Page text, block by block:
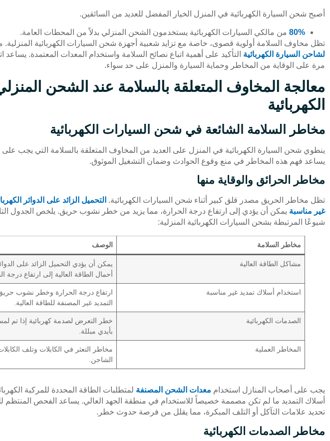
أصبح شحن السيارة الكهربائية في المنزل الخيار المفضل للعديد من السائقين.
80% من مالكي السيارات الكهربائية يستخدمون الشحن المنزلي بدلاً من المحطات العامة.
تظل مخاوف السلامة أولوية قصوى، خاصة مع تزايد شعبية أجهزة شحن السيارات الكهربائية المنزلية.
لشاحن السيارة الكهربائية التأكيد على أهمية اتباع نصائح السلامة واستخدام المعدات المعتمدة. يساعد
مرة على الوقاية من المخاطر وحماية السيارة والمنزل على حد سواء.
معالجة المخاوف المتعلقة بالسلامة عند الشحن
الكهربائية
مخاطر السلامة الشائعة في شحن السيارات الكهربائية
ينطوي شحن السيارة الكهربائية في المنزل على العديد من المخاوف المتعلقة بالسلامة التي يجب
يساعد فهم هذه المخاطر في منع وقوع الحوادث وضمان التشغيل الموثوق.
مخاطر الحرائق والوقاية منها
تظل مخاطر الحريق مصدر قلق كبير أثناء شحن السيارات الكهربائية. التحميل الزائد على الدوائر
غير مناسبة يمكن أن يؤدي إلى ارتفاع درجة الحرارة، مما يزيد من خطر نشوب حريق. يلخص الجدول
شيوعًا المرتبطة بشحن السيارات الكهربائية المنزلية:
مخاطر السلامة الوصف
مشاكل الطاقة العالية
يمكن أن يؤدي التحميل الزائد على
أحمال الطاقة العالية إلى ارتفاع
استخدام أسلاك تمديد غير مناسبة
ارتفاع درجة الحرارة وخطر نشوب
التمديد غير المصنفة للطاقة العالية.
الصدمات الكهربائية
خطر التعرض لصدمة كهربائية إذا تم
بأيدي مبللة.
المخاطر العملية
مخاطر التعثر في الكابلات وتلف
الشاحن.
يجب على أصحاب المنازل استخدام معدات الشحن المصنفة لمتطلبات الطاقة المحددة للمركبة
أسلاك التمديد ما لم تكن مصممة خصيصاً للاستخدام في منطقة الجهد العالي. يساعد الفحص المنتظم
تحديد علامات التآكل أو التلف المبكرة، مما يقلل من فرصة حدوث خطر.
مخاطر الصدمات الكهربائية